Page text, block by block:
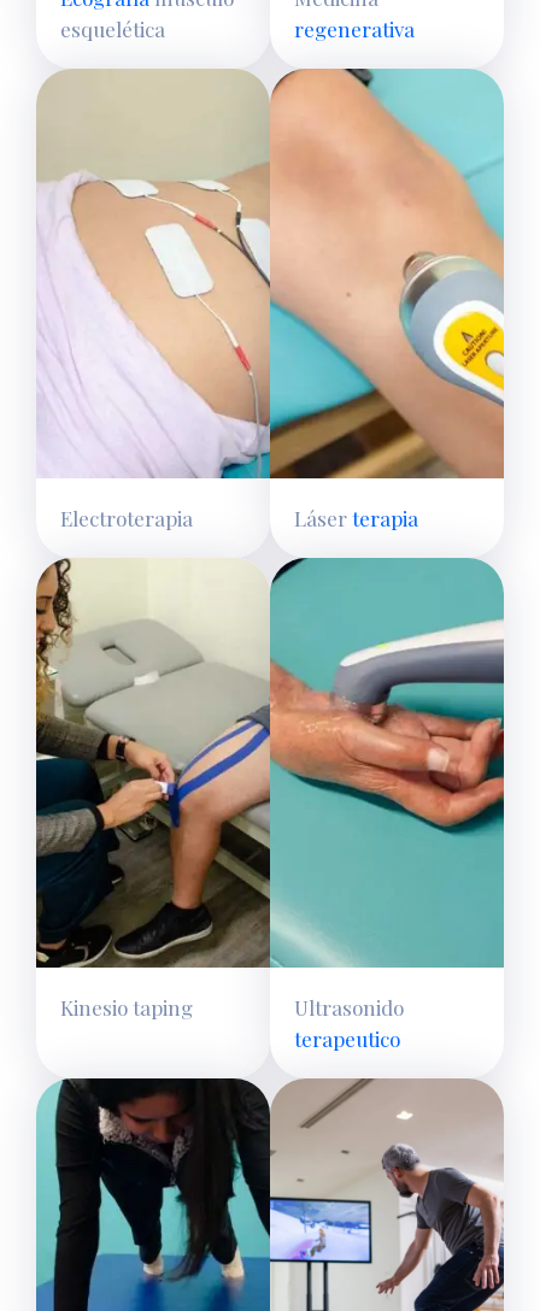
esquelética
regenerativa
Electroterapia Láserterapia
Kinesio taping
Ultrasonido
terapeutico